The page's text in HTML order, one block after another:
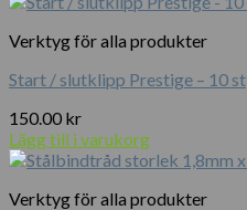
Verktyg för alla produkter
Start / slutklipp Prestige – 10 st
150.00 kr
Lägg till i varukorg
Verktyg för alla produkter